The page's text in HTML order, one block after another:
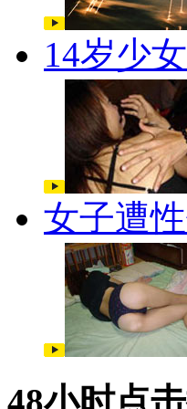
14岁少
女子遭
48小时点